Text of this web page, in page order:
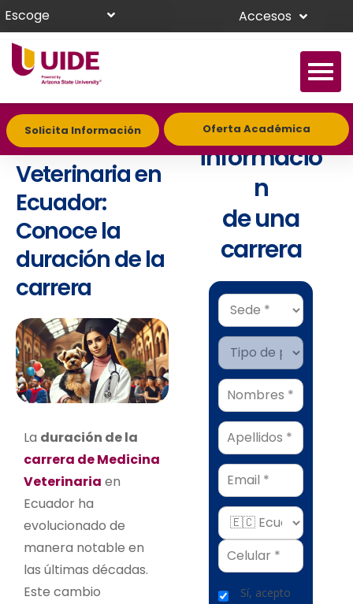
Escoge Accesos
Solicita Información Oferta Académica
Estudiar
Medicina
Veterinaria en
Ecuador:
Conoce la
duración de la
carrera
La duración de la
carrera de Medicina
Veterinaria en
Ecuador ha
evolucionado de
manera notable en
las últimas décadas.
Este cambio
Solicita
informació
n
de una
carrera
Email
Sí, acepto